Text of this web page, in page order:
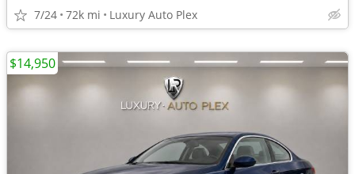
7/24 72k mi Luxury Auto Plex
$14,950